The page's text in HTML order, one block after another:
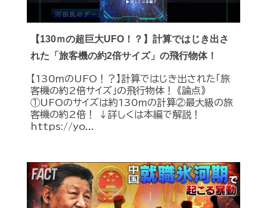
【130ｍの超巨大UFO！？】計算ではじき出さ
れた「旅客機の約2倍サイズ」の飛行物体！
【130ｍのUFO！？】計算ではじき出された「旅
客機の約2倍サイズ」の飛行物体！ 《論点》
①UFOのサイズは約130ｍの計算②最大級の旅
客機の約2倍！ ↓詳しくは本編で解説！
https://yo...